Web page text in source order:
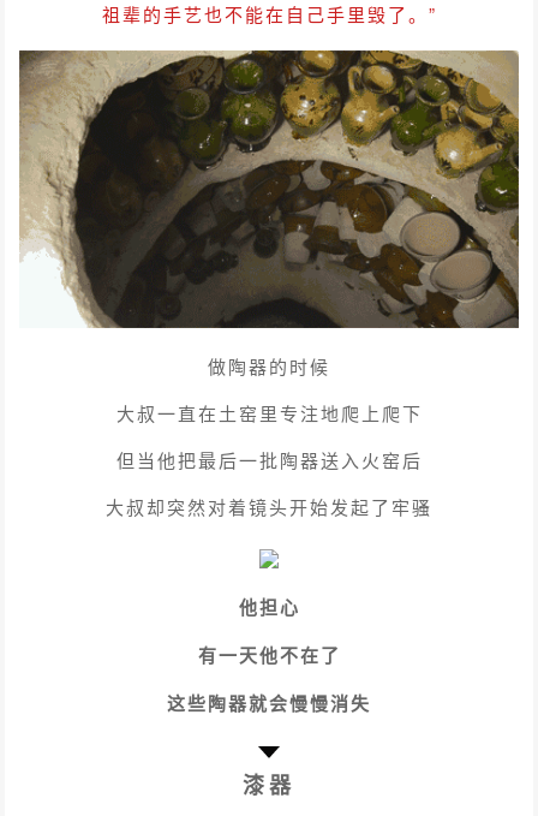
祖辈的手艺也不能在自己手里毁了。”
做陶器的时候
大叔一直在土窑里专注地爬上爬下
但当他把最后一批陶器送入火窑后
大叔却突然对着镜头开始发起了牢骚
他担心
有一天他不在了
这些陶器就会慢慢消失
漆器